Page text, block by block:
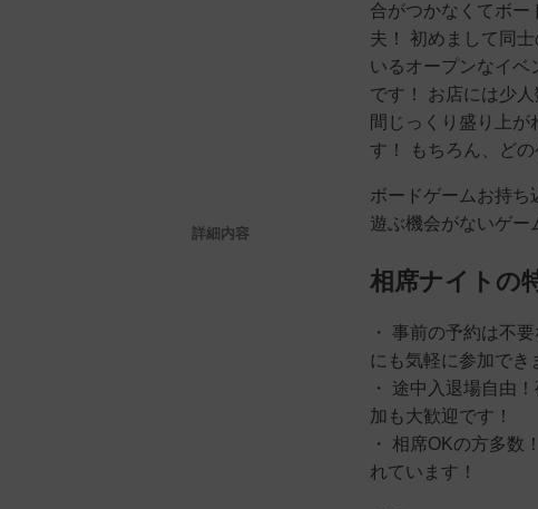
詳細内容
合がつかなくてボー
夫！ 初めまして同
いるオープンなイベ
です！ お店には少
間じっくり盛り上が
す！ もちろん、ど
ボードゲームお持ち
遊ぶ機会がないゲー
相席ナイトの
・ 事前の予約は不
にも気軽に参加でき
・ 途中入退場自由
加も大歓迎です！
・ 相席OKの方多数
れています！